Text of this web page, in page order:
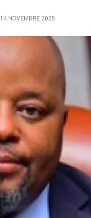
14 NOVEMBRE 2025